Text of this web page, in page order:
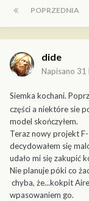
POPRZEDNIA
dide
Napisano 31
Siemka kochani.
części a niektóre sie
model skończyłem.
Teraz nowy projekt
decydowałem się
udało mi się zakupić
Nie planuje póki co
chyba, że...kokpit
wpasowaniem go.